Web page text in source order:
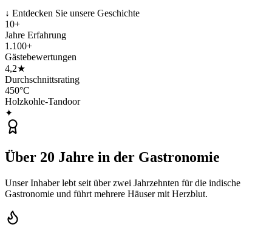
↓ Entdecken Sie unsere Geschichte
10+
Jahre Erfahrung
1.100+
Gästebewertungen
4,2★
Durchschnittsrating
450°C
Holzkohle-Tandoor
✦
Über 20 Jahre in der Gastronomie
Unser Inhaber lebt seit über zwei Jahrzehnten für die indische
Gastronomie und führt mehrere Häuser mit Herzblut.